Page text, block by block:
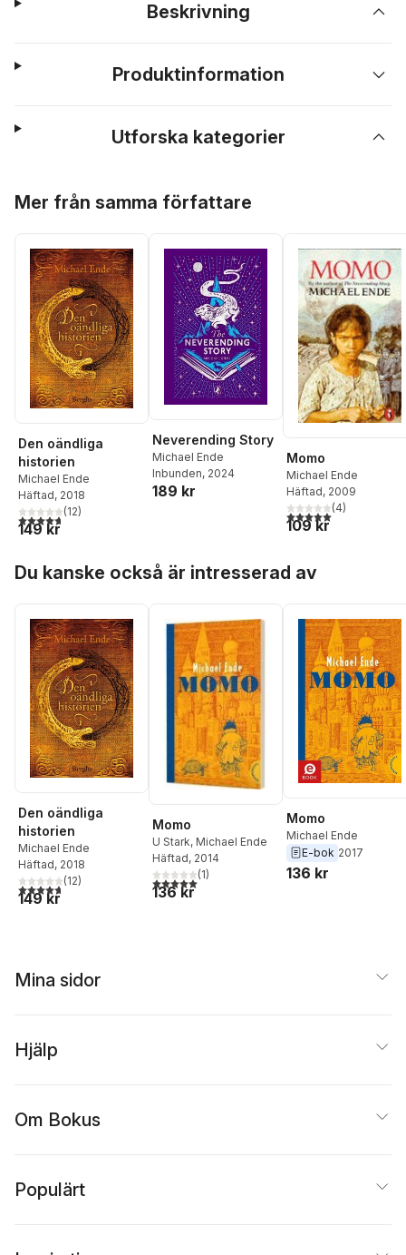
Beskrivning
Produktinformation
Utforska kategorier
Mer från samma författare
Den oändliga
historien
Michael Ende
Häftad, 2018
4,7utav 5 stjärnor. Totalt antal röster:
(12)
149 kr
Neverending Story
Michael Ende
Inbunden, 2024
189 kr
Momo
Michael Ende
Häftad, 2009
5,0utav 5 stjärnor.
(4)
109 kr
Du kanske också är intresserad av
Den oändliga
historien
Michael Ende
Häftad, 2018
4,7utav 5 stjärnor. Totalt antal röster:
(12)
149 kr
Momo
U Stark, Michael Ende
Häftad, 2014
5,0utav 5 stjärnor. Totalt antal röster:
(1)
136 kr
Momo
Michael Ende
E-bok 2017
136 kr
Mina sidor
Hjälp
Om Bokus
Populärt